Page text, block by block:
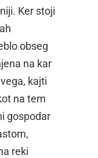
Ker stoji
obseg
na kar
kajti
na tem
gospodar
reki